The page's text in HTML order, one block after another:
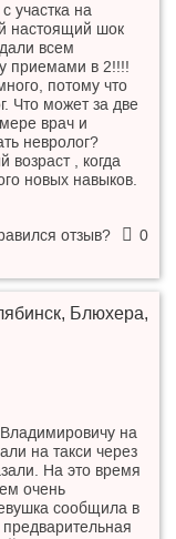
участка на
настоящий шок
всем
приемами в 2!!!!
потому что
Что может за две
врач и
невролог?
, когда
новых навыков.
отзыв?
0
Блюхера,
на
на такси через
На это время
очень
сообщила в